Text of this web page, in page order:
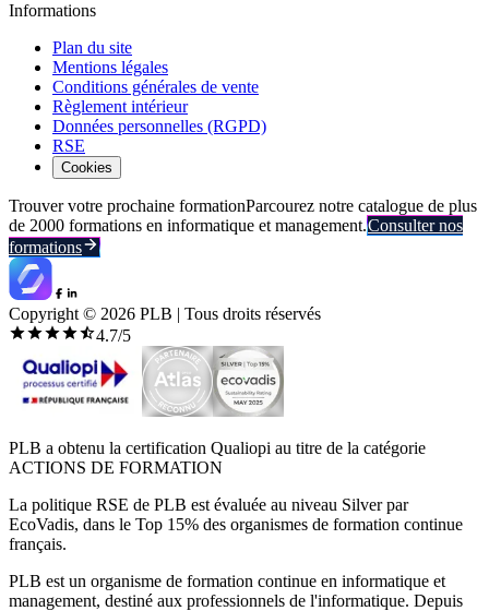
Informations
Plan du site
Mentions légales
Conditions générales de vente
Règlement intérieur
Données personnelles (RGPD)
RSE
Cookies
Trouver votre prochaine formationParcourez notre catalogue de plus
de 2000 formations en informatique et management.Consulter nos
formations
Copyright © 2026 PLB | Tous droits réservés
4.7/5
PLB a obtenu la certification Qualiopi au titre de la catégorie
ACTIONS DE FORMATION
La politique RSE de PLB est évaluée au niveau Silver par
EcoVadis, dans le Top 15% des organismes de formation continue
français.
PLB est un organisme de formation continue en informatique et
management, destiné aux professionnels de l'informatique. Depuis